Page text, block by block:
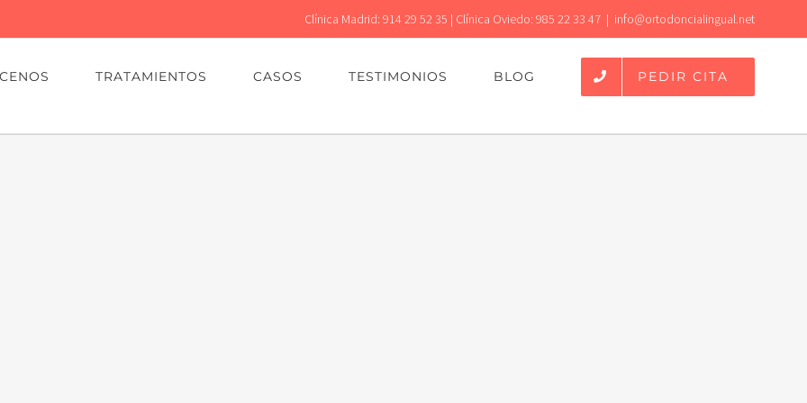
Clínica Madrid: 914 29 52 35 | Clínica Oviedo: 985 22 33 47 | info@ortodoncialingual.net
TRATAMIENTOS CASOS TESTIMONIOS BLOG PEDIR CITA